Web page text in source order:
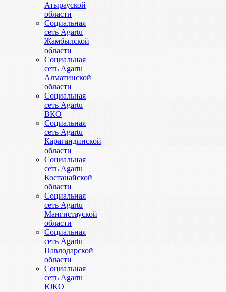
Атырауской
области
Социальная
сеть Agartu
Жамбылской
области
Социальная
сеть Agartu
Алматинской
области
Социальная
сеть Agartu
ВКО
Социальная
сеть Agartu
Карагандинской
области
Социальная
сеть Agartu
Костанайской
области
Социальная
сеть Agartu
Мангистауской
области
Социальная
сеть Agartu
Павлодарской
области
Социальная
сеть Agartu
ЮКО